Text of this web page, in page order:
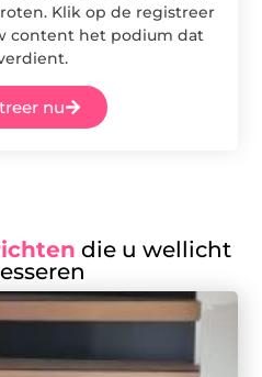
Klik op de registreer
content het podium dat
nu
die u wellicht